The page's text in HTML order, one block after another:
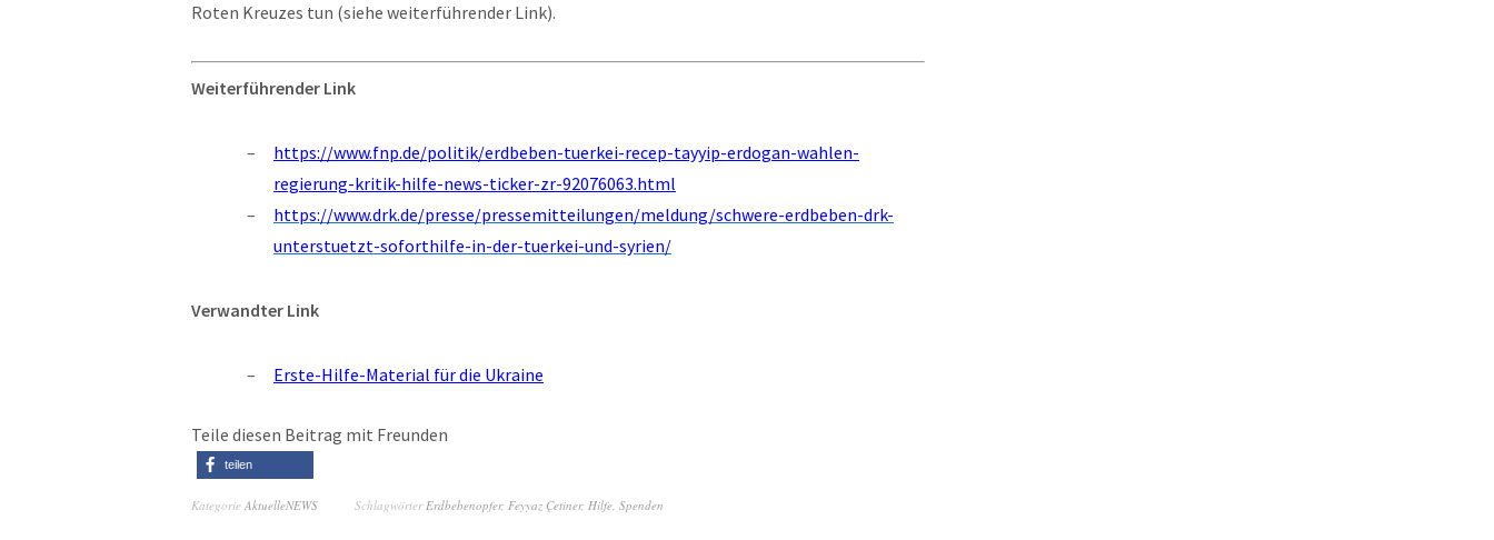
Roten Kreuzes tun (siehe weiterführender Link).
Weiterführender Link
https://www.fnp.de/politik/erdbeben-tuerkei-recep-tayyip-erdogan-wahlen-
regierung-kritik-hilfe-news-ticker-zr-92076063.html
https://www.drk.de/presse/pressemitteilungen/meldung/schwere-erdbeben-drk-
unterstuetzt-soforthilfe-in-der-tuerkei-und-syrien/
Verwandter Link
Erste-Hilfe-Material für die Ukraine
Teile diesen Beitrag mit Freunden
teilen
Kategorie AktuelleNEWS SchlagwörterErdbebenopfer, Feyyaz Çetiner, Hilfe, Spenden